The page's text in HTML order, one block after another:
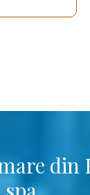
din